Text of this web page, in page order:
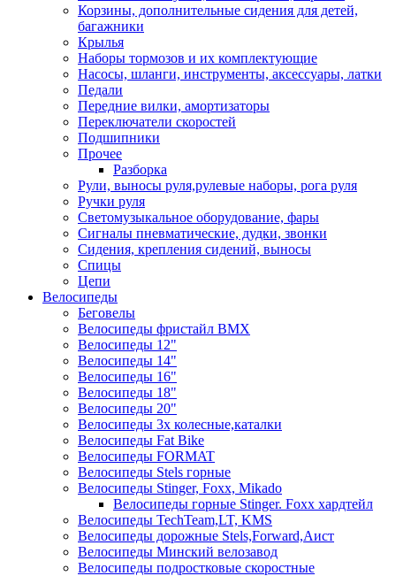
Корзины, дополнительные сидения для детей,
багажники
Крылья
Наборы тормозов и их комплектующие
Насосы, шланги, инструменты, аксессуары, латки
Педали
Передние вилки, амортизаторы
Переключатели скоростей
Подшипники
Прочее
Разборка
Рули, выносы руля,рулевые наборы, рога руля
Ручки руля
Светомузыкальное оборудование, фары
Сигналы пневматические, дудки, звонки
Сидения, крепления сидений, выносы
Спицы
Цепи
Велосипеды
Беговелы
Велосипеды фристайл ВМХ
Велосипеды 12"
Велосипеды 14"
Велосипеды 16"
Велосипеды 18"
Велосипеды 20"
Велосипеды 3х колесные,каталки
Велосипеды Fat Bike
Велосипеды FORMAT
Велосипеды Stels горные
Велосипеды Stinger, Foxx, Mikado
Велосипеды горные Stinger. Foxx хардтейл
Велосипеды TechTeam,LT, KMS
Велосипеды дорожные Stels,Forward,Аист
Велосипеды Минский велозавод
Велосипеды подростковые скоростные